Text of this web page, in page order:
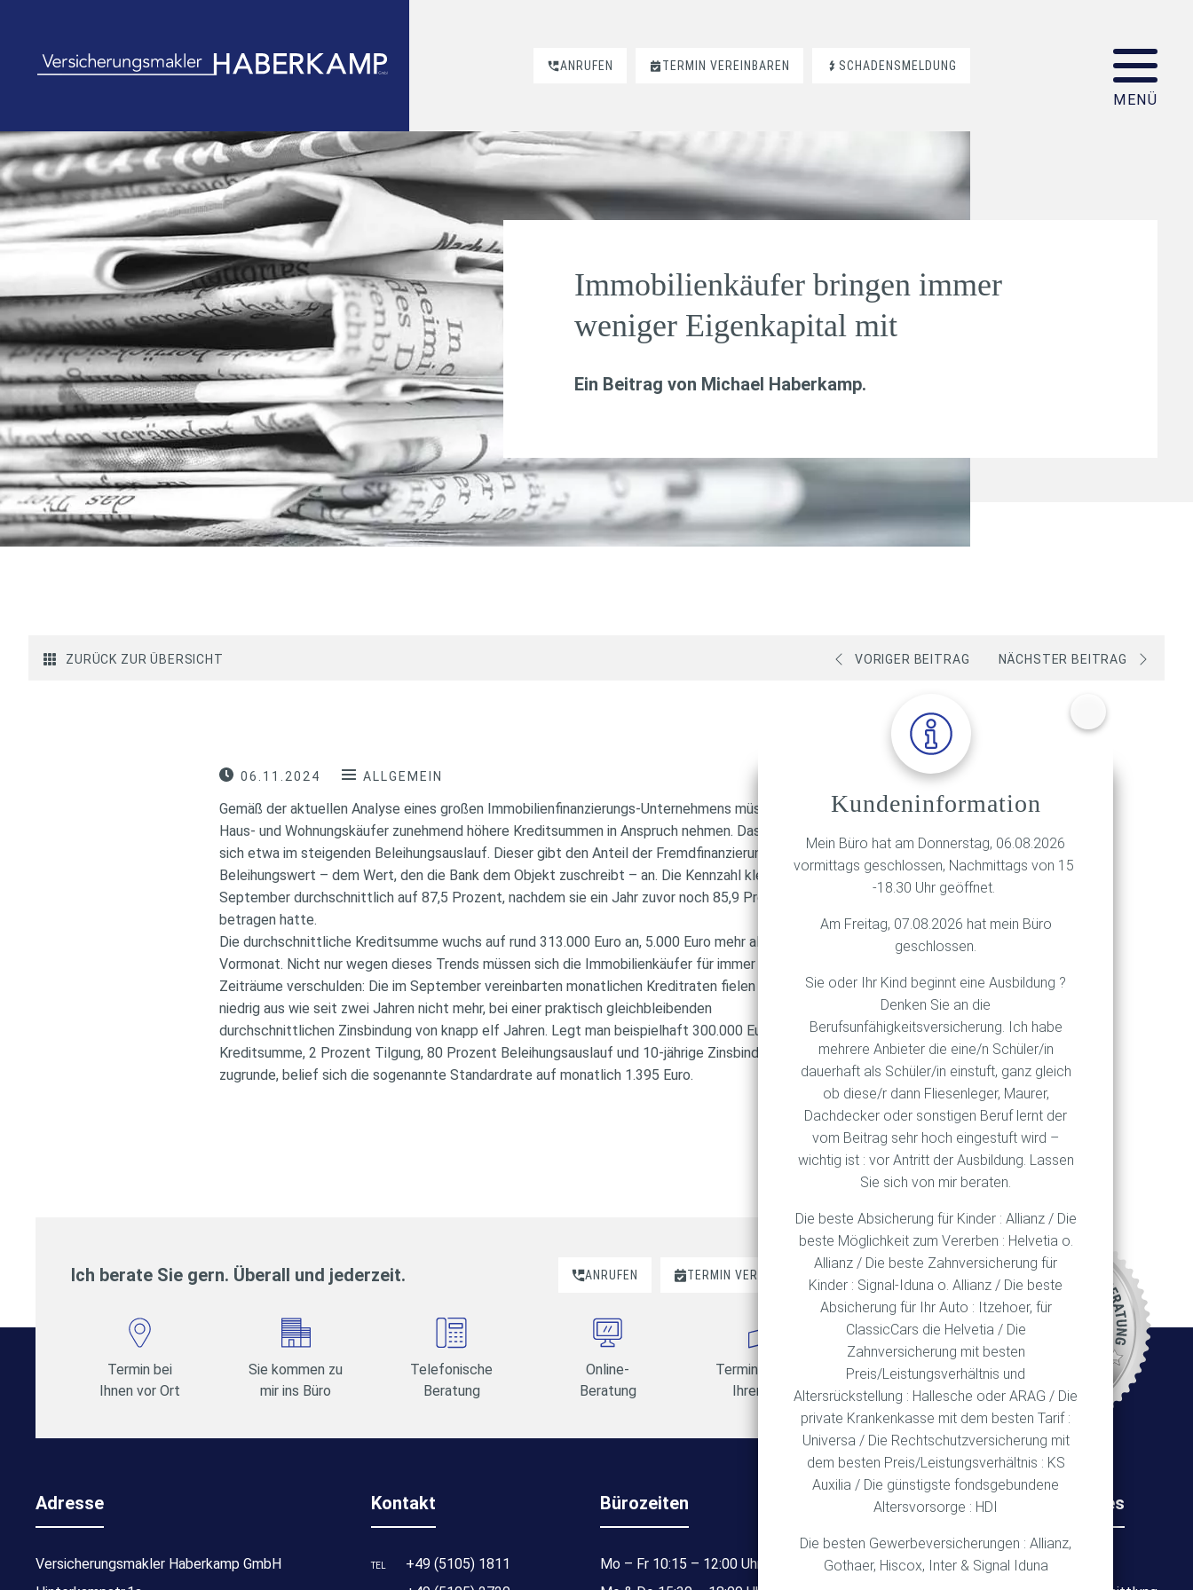
ANRUFEN TERMIN VEREINBAREN SCHADENSMELDUNG
Immobilienkäufer bringen immer
weniger Eigenkapital mit
Ein Beitrag von Michael Haberkamp.
ZURÜCK ZUR ÜBERSICHT VORIGER BEITRAG NÄCHSTER BEITRAG
06.11.2024 ALLGEMEIN
Gemäß der aktuellen Analyse eines großen Immobilienfinanzierungs-Unternehmens müssen
Haus- und Wohnungskäufer zunehmend höhere Kreditsummen in Anspruch nehmen. Das zeigt
sich etwa im steigenden Beleihungsauslauf. Dieser gibt den Anteil der Fremdfinanzierung am
Beleihungswert – dem Wert, den die Bank dem Objekt zuschreibt – an. Die Kennzahl kletterte im
September durchschnittlich auf 87,5 Prozent, nachdem sie ein Jahr zuvor noch 85,9 Prozent
betragen hatte.
Die durchschnittliche Kreditsumme wuchs auf rund 313.000 Euro an, 5.000 Euro mehr als im
Vormonat. Nicht nur wegen dieses Trends müssen sich die Immobilienkäufer für immer längere
Zeiträume verschulden: Die im September vereinbarten monatlichen Kreditraten fielen so
niedrig aus wie seit zwei Jahren nicht mehr, bei einer praktisch gleichbleibenden
durchschnittlichen Zinsbindung von knapp elf Jahren. Legt man beispielhaft 300.000 Euro
Kreditsumme, 2 Prozent Tilgung, 80 Prozent Beleihungsauslauf und 10-jährige Zinsbindung
zugrunde, belief sich die sogenannte Standardrate auf monatlich 1.395 Euro.
Kundeninformation
Mein Büro hat am Donnerstag, 06.08.2026
vormittags geschlossen, Nachmittags von 15
-18.30 Uhr geöffnet.
Am Freitag, 07.08.2026 hat mein Büro
geschlossen.
Sie oder Ihr Kind beginnt eine Ausbildung ?
Denken Sie an die
Berufsunfähigkeitsversicherung. Ich habe
mehrere Anbieter die eine/n Schüler/in
dauerhaft als Schüler/in einstuft, ganz gleich
ob diese/r dann Fliesenleger, Maurer,
Dachdecker oder sonstigen Beruf lernt der
vom Beitrag sehr hoch eingestuft wird –
wichtig ist : vor Antritt der Ausbildung. Lassen
Sie sich von mir beraten.
Die beste Absicherung für Kinder : Allianz / Die
beste Möglichkeit zum Vererben : Helvetia o.
Allianz / Die beste Zahnversicherung für
Kinder : Signal-Iduna o. Allianz / Die beste
Absicherung für Ihr Auto : Itzehoer, für
ClassicCars die Helvetia / Die
Zahnversicherung mit besten
Preis/Leistungsverhältnis und
Altersrückstellung : Hallesche oder ARAG / Die
private Krankenkasse mit dem besten Tarif :
Universa / Die Rechtschutzversicherung mit
dem besten Preis/Leistungsverhältnis : KS
Auxilia / Die günstigste fondsgebundene
Altersvorsorge : HDI
Die besten Gewerbeversicherungen : Allianz,
Gothaer, Hiscox, Inter & Signal Iduna
Ich berate Sie gern. Überall und jederzeit. ANRUFEN TERMIN VEREINBAREN
Termin bei
Ihnen vor Ort
Sie kommen zu
mir ins Büro
Telefonische
Beratung
Online-
Beratung
Termine am Ort
Ihrer Wahl
Adresse
Versicherungsmakler Haberkamp GmbH
Kontakt
TEL +49 (5105) 1811
Bürozeiten
Mo – Fr 10:15 – 12:00 Uhr
Rechtliches
Impressum
Wichtiges
Über mich